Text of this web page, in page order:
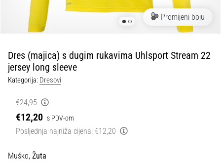
obradu
sportske
1. 7. 2025
1 min. čitanja
Play
for
More
Victories
Promijeni boju
Dres (majica) s dugim rukavima Uhlsport Stream 22
jersey long sleeve
Kategorija: Dresovi
€24,95
€12,20 s PDV-om
Posljednja najniža cijena: €12,20
Muško, Žuta